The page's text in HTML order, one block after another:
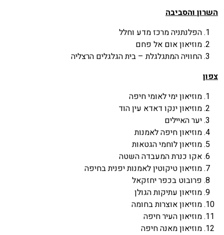
השרון והסביבה
הפלנתניה מרכז מדע וחלל
מוזיאון אום אל פחם
החוויה המתגלגלת – בית הגלגלים הרצליה
צפון
מוזיאון ימי לאומי חיפה
מוזיאון ינקו דאדא עין הוד
יער האיילים
מוזיאון חיפה לאמנות
מוזיאון לוחמי הגטאות
אקו כנרת המעבדה השטה
מוזיאון טיקוטין לאמנות יפנית בחיפה
פרובוט בכפר יחזקאל
מוזיאון עתיקות הגולן
מוזיאון אוצרות בחומה
מוזיאון העיר חיפה
מוזיאון מאנה חיפה